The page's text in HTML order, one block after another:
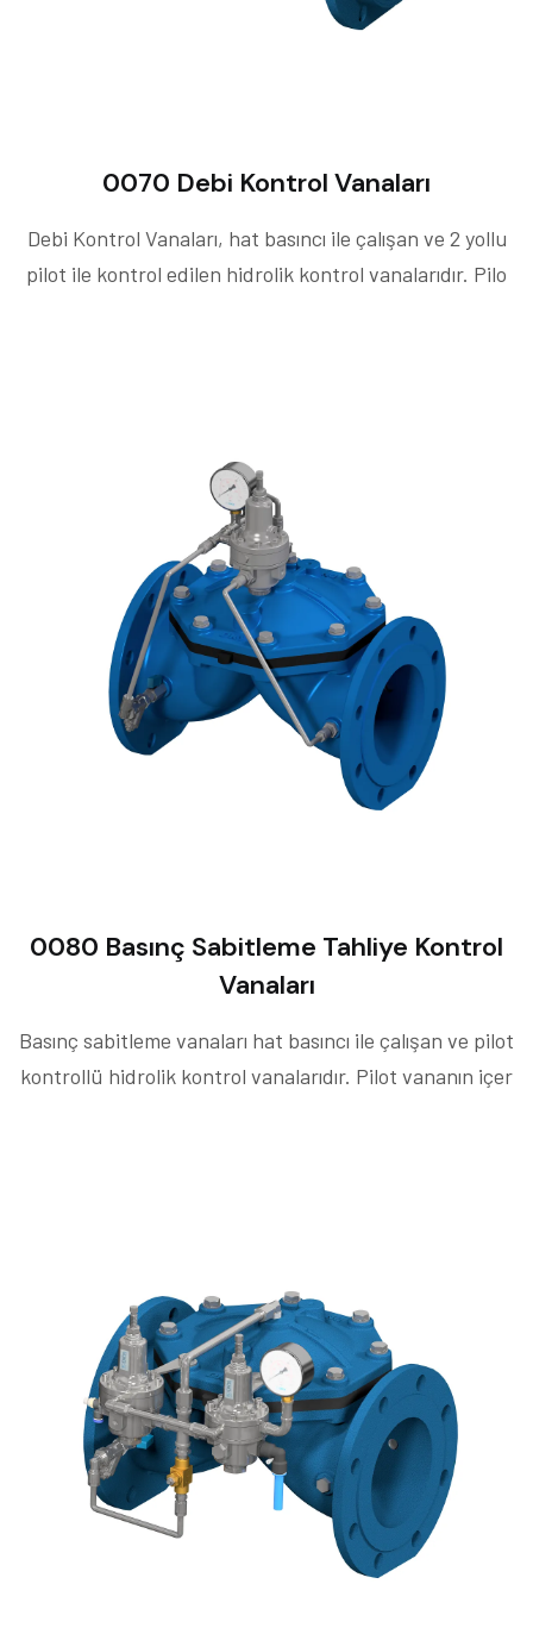
0070 Debi Kontrol Vanaları
Debi Kontrol Vanaları, hat basıncı ile çalışan ve 2 yollu
pilot ile kontrol edilen hidrolik kontrol vanalarıdır. Pilo
0080 Basınç Sabitleme Tahliye Kontrol
Vanaları
Basınç sabitleme vanaları hat basıncı ile çalışan ve pilot
kontrollü hidrolik kontrol vanalarıdır. Pilot vananın içer